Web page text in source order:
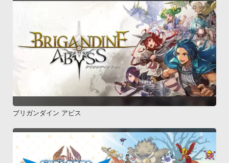
ブリガンダイン アビス